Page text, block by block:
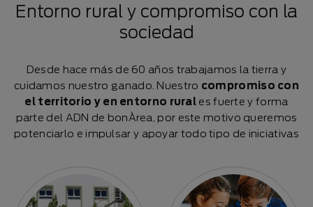
Entorno rural y compromiso con la
sociedad
Desde hace más de 60 años trabajamos la tierra y
cuidamos nuestro ganado. Nuestro compromiso con
el territorio y en entorno rural es fuerte y forma
parte del ADN de bonÀrea, por este motivo queremos
potenciarlo e impulsar y apoyar todo tipo de iniciativas